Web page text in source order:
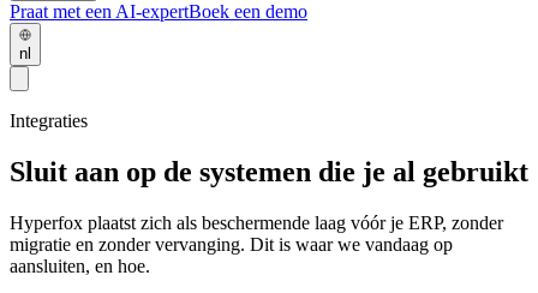
Praat met een AI-expertBoek een demo
nl
Integraties
Sluit aan op de systemen die je al gebruikt
Hyperfox plaatst zich als beschermende laag vóór je ERP, zonder
migratie en zonder vervanging. Dit is waar we vandaag op
aansluiten, en hoe.